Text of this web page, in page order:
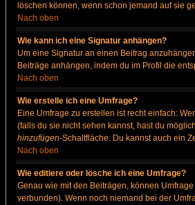
löschen können, wenn schon jemand auf sie
Nach oben
Wie kann ich eine Signatur anhängen?
Um eine Signatur an einen Beitrag
Beiträge anhängen, indem du im Profil die
Nach oben
Wie erstelle ich eine Umfrage?
Eine Umfrage zu erstellen ist recht einfach:
(falls du sie nicht sehen kannst, hast du
hinzufügen-Schaltfläche. Du kannst auch ein
Nach oben
Wie editiere oder lösche ich eine Umfrage?
Genau wie mit den Beiträgen, können
verbunden). Wenn noch niemand bei der